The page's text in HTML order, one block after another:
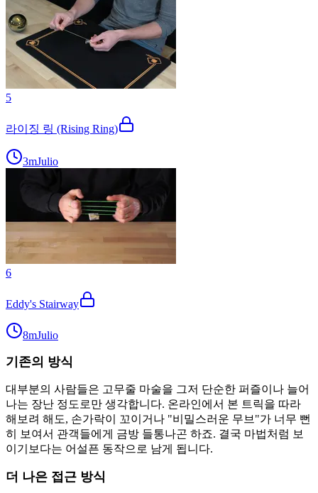
5
라이징 링 (Rising Ring)
3mJulio
6
Eddy's Stairway
8mJulio
기존의 방식
대부분의 사람들은 고무줄 마술을 그저 단순한 퍼즐이나 늘어
나는 장난 정도로만 생각합니다. 온라인에서 본 트릭을 따라
해보려 해도, 손가락이 꼬이거나 "비밀스러운 무브"가 너무 뻔
히 보여서 관객들에게 금방 들통나곤 하죠. 결국 마법처럼 보
이기보다는 어설픈 동작으로 남게 됩니다.
더 나은 접근 방식